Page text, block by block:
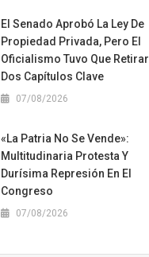
El Senado Aprobó La Ley De
Propiedad Privada, Pero El
Oficialismo Tuvo Que Retirar
Dos Capítulos Clave
07/08/2026
«La Patria No Se Vende»:
Multitudinaria Protesta Y
Durísima Represión En El
Congreso
07/08/2026